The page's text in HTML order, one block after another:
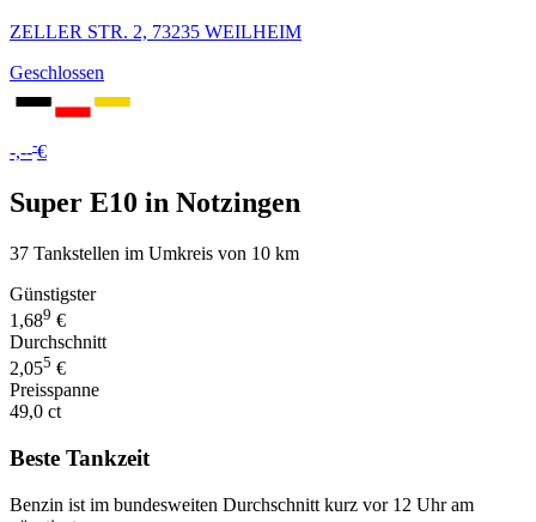
ZELLER STR. 2, 73235 WEILHEIM
Geschlossen
-,---€
Super E10 in Notzingen
37 Tankstellen im Umkreis von 10 km
Günstigster
1,689 €
Durchschnitt
2,055 €
Preisspanne
49,0 ct
Beste Tankzeit
Benzin ist im bundesweiten Durchschnitt kurz vor 12 Uhr am